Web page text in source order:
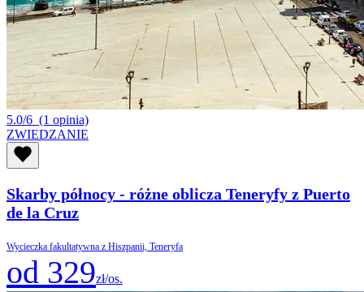
5.0/6 (1 opinia)
ZWIEDZANIE
Skarby północy - różne oblicza Teneryfy z Puerto
de la Cruz
Wycieczka fakultatywna z Hiszpanii, Teneryfa
od 329zł/os.